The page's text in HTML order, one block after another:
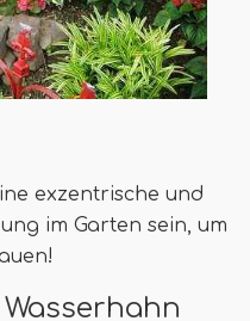
exzentrische und
im Garten sein, um